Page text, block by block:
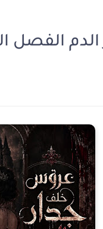
4 بقلم